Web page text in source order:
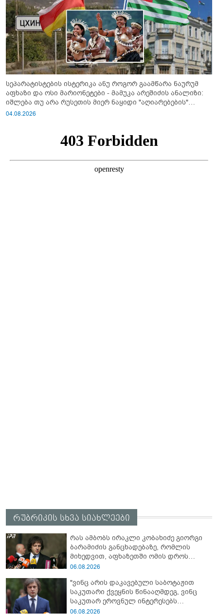
სეპარატისტების ისტერიკა ანუ როგორ გაამწარა ნაურუმ
აფხაზი და ოსი მარიონეტები - მამუკა არეშიძის ანალიზი:
იშლება თუ არა რუსეთის მიერ ნაყიდი "აღიარებების"
სისტემა?!
04.08.2026
რუბრიკის სხვა სიახლეები
რას ამბობს ირაკლი კობახიძე გიორგი
ბარამიძის განცხადებაზე, რომლის
მიხედვით, აფხაზეთში ომის დროს
„ჩვენებს ტყვეები არ აჰყავდათ"
06.08.2026
"ვინც არის დაკავებული საბოტაჟით
საკუთარი ქვეყნის წინააღმდეგ, ვინც
საკუთარ ეროვნულ ინტერესებს
უპირისპირდება, ყველამ უნდა იცოდეს,
06.08.2026